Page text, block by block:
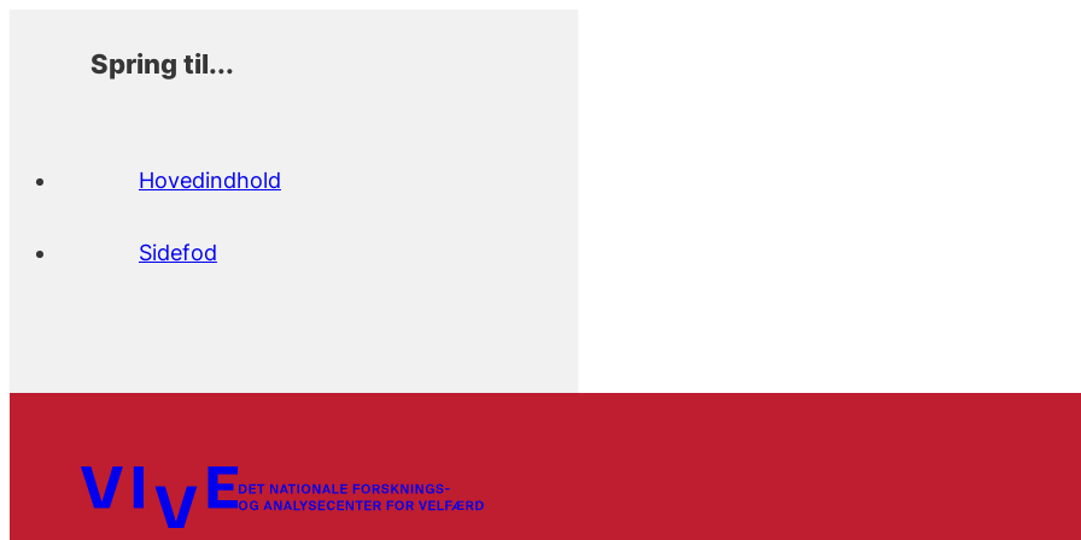
Spring til...
Hovedindhold
Sidefod